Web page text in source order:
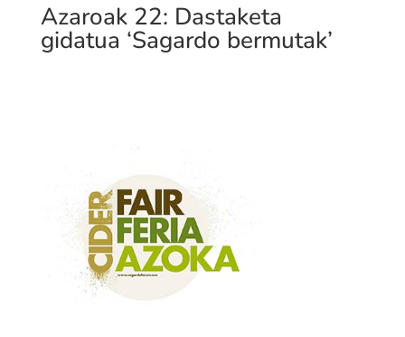
Azaroak 22: Dastaketa
gidatua ‘Sagardo bermutak’